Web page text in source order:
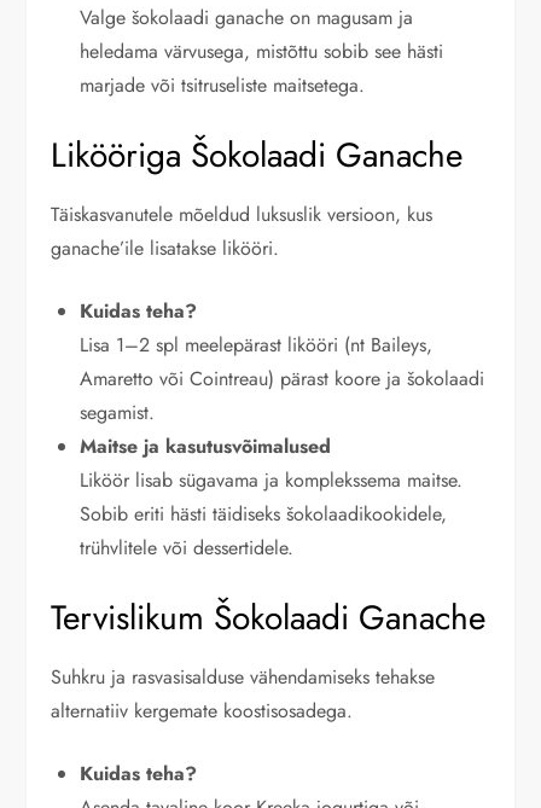
Valge šokolaadi ganache on magusam ja
heledama värvusega, mistõttu sobib see hästi
marjade või tsitruseliste maitsetega.
Likööriga Šokolaadi Ganache
Täiskasvanutele mõeldud luksuslik versioon, kus
ganache’ile lisatakse likööri.
Kuidas teha?
Lisa 1–2 spl meelepärast likööri (nt Baileys,
Amaretto või Cointreau) pärast koore ja šokolaadi
segamist.
Maitse ja kasutusvõimalused
Liköör lisab sügavama ja komplekssema maitse.
Sobib eriti hästi täidiseks šokolaadikookidele,
trühvlitele või dessertidele.
Tervislikum Šokolaadi Ganache
Suhkru ja rasvasisalduse vähendamiseks tehakse
alternatiiv kergemate koostisosadega.
Kuidas teha?